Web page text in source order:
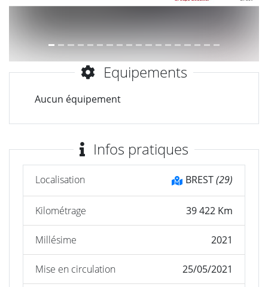
Equipements
Aucun équipement
Infos pratiques
Localisation BREST(29)
Kilométrage 39 422 Km
Millésime 2021
Mise en circulation 25/05/2021